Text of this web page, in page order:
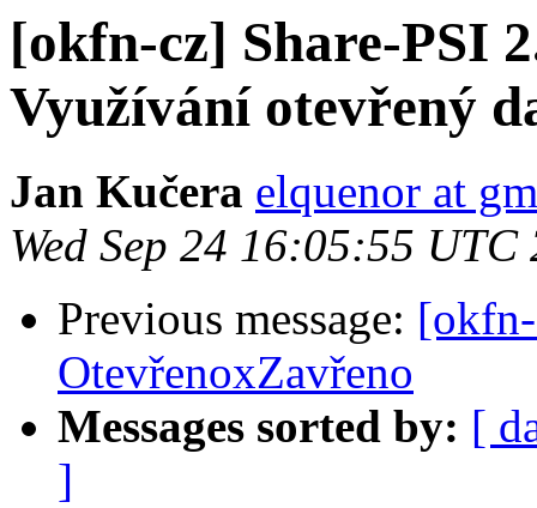
[okfn-cz] Share-PSI
Využívání otevřený
Jan Kučera elquenor at
Wed Sep 24 16:05:55 UTC
Previous message:
OtevřenoxZavřeno
Messages sorted by: [
]